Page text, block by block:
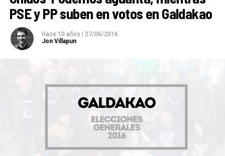
PSE y PP suben en votos en Galdakao
Hace 10 años
27/06/2016
Jon Villapun